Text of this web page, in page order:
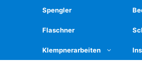
Spengler
Flaschner
Klempnerarbeiten